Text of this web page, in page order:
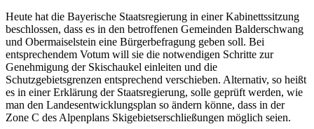
Heute hat die Bayerische Staatsregierung in einer Kabinettssitzung
beschlossen, dass es in den betroffenen Gemeinden Balderschwang
und Obermaiselstein eine Bürgerbefragung geben soll. Bei
entsprechendem Votum will sie die notwendigen Schritte zur
Genehmigung der Skischaukel einleiten und die
Schutzgebietsgrenzen entsprechend verschieben. Alternativ, so heißt
es in einer Erklärung der Staatsregierung, solle geprüft werden, wie
man den Landesentwicklungsplan so ändern könne, dass in der
Zone C des Alpenplans Skigebietserschließungen möglich seien.